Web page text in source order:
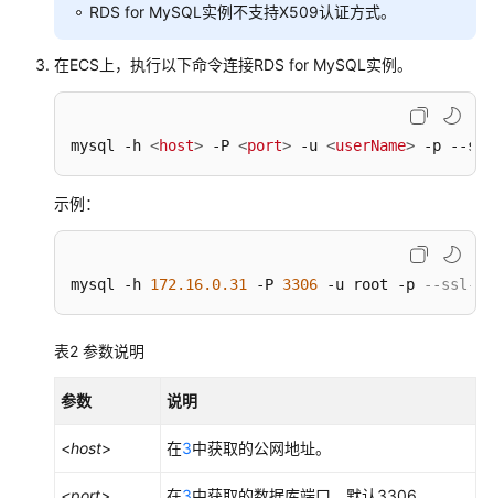
入
RDS
MySQL
权
限
管
RDS for MySQL实例不支持X509认证方式。
在ECS上，执行以下命令连接RDS for MySQL实例。
mysql -h <host> -P <port> -u <userName> -p --
示例：
mysql -h 172.16.0.31 -P 3306 -u root -p --ssl-
表2 参数说明
参数 说明
<host> 在3中获取的公网地址。